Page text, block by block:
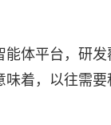
能体平台，研
着，以往需